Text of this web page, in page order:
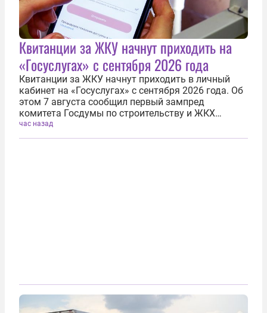
Квитанции за ЖКУ начнут приходить на
«Госуслугах» с сентября 2026 года
Квитанции за ЖКУ начнут приходить в личный
кабинет на «Госуслугах» с сентября 2026 года. Об
этом 7 августа сообщил первый зампред
комитета Госдумы по строительству и ЖКХ
Владимир Кошелев. Новые правила будут
распространяться на тех собственников квартир,
час назад